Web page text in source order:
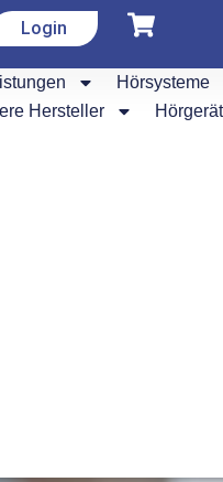
Login
Hörsysteme
Hersteller